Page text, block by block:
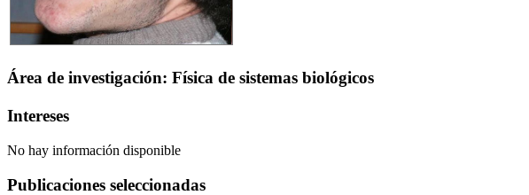
Área de investigación: Física de sistemas biológicos
Intereses
No hay información disponible
Publicaciones seleccionadas